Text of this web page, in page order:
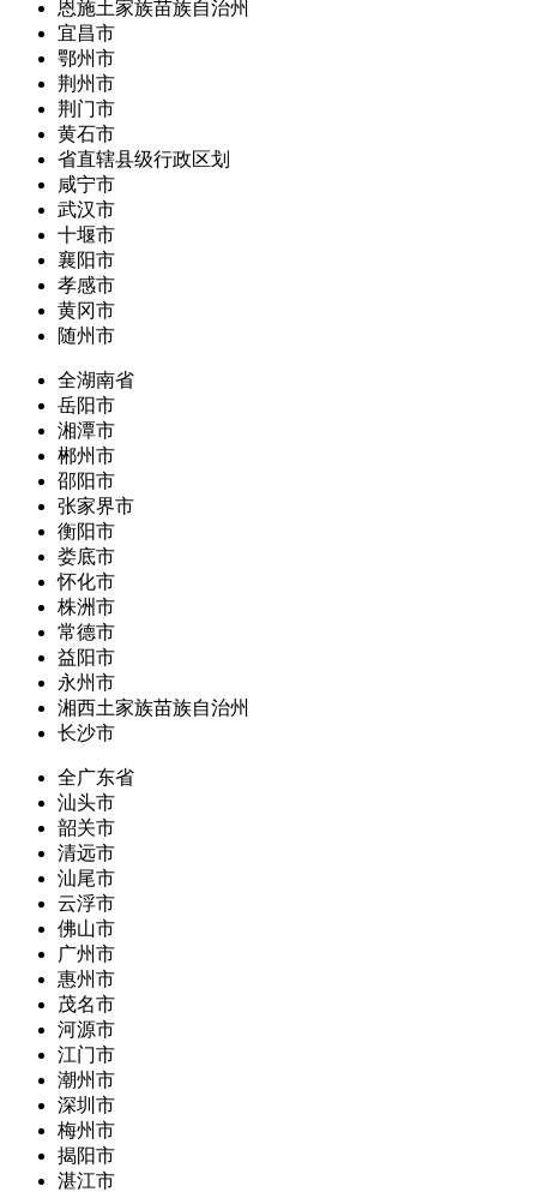
恩施土家族苗族自治州
宜昌市
鄂州市
荆州市
荆门市
黄石市
省直辖县级行政区划
咸宁市
武汉市
十堰市
襄阳市
孝感市
黄冈市
随州市
全湖南省
岳阳市
湘潭市
郴州市
邵阳市
张家界市
衡阳市
娄底市
怀化市
株洲市
常德市
益阳市
永州市
湘西土家族苗族自治州
长沙市
全广东省
汕头市
韶关市
清远市
汕尾市
云浮市
佛山市
广州市
惠州市
茂名市
河源市
江门市
潮州市
深圳市
梅州市
揭阳市
湛江市